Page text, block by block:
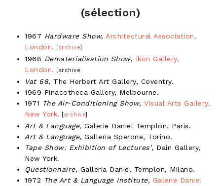
(sélection)
1967 Hardware Show, Architectural Association,
London.
[archive]
1968 Dematerialisation Show, Ikon Gallery,
London.
[archive
Vat 68, The Herbert Art Gallery, Coventry.
1969 Pinacotheca Gallery, Melbourne.
1971 The Air-Conditioning Show, Visual Arts Gallery,
New York.
[archive]
Art & Language, Galerie Daniel Templon, Paris.
Art & Language, Galleria Sperone, Torino.
Tape Show: Exhibition of Lectures’, Dain Gallery,
New York.
Questionnaire, Galleria Daniel Templon, Milano.
1972 The Art & Language Institute, Galerie Daniel